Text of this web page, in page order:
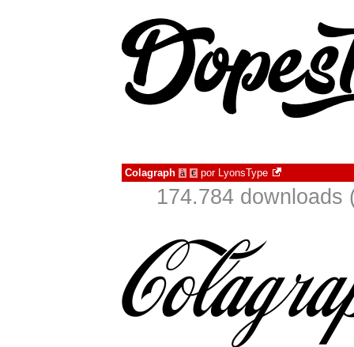
Colagraph à € por LyonsType
174.784 downloads